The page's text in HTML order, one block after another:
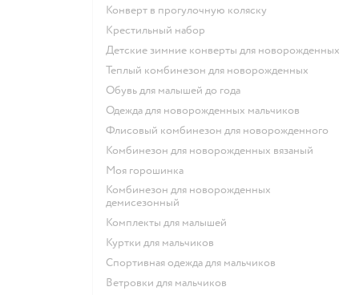
Конверт в прогулочную коляску
Крестильный набор
Детские зимние конверты для новорожденных
Теплый комбинезон для новорожденных
Обувь для малышей до года
Одежда для новорожденных мальчиков
Флисовый комбинезон для новорожденного
Комбинезон для новорожденных вязаный
Моя горошинка
Комбинезон для новорожденных
демисезонный
Комплекты для малышей
Куртки для мальчиков
Спортивная одежда для мальчиков
Ветровки для мальчиков